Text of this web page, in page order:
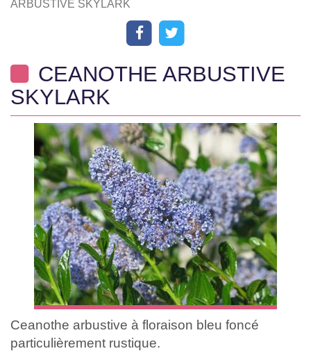
ARBUSTIVE SKYLARK
CEANOTHE ARBUSTIVE
SKYLARK
Ceanothe arbustive à floraison bleu foncé
particulièrement rustique.